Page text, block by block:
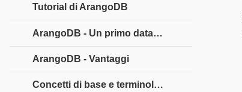
Tutorial di ArangoDB
ArangoDB - Un primo database multimodello
ArangoDB - Vantaggi
Concetti di base e terminologie